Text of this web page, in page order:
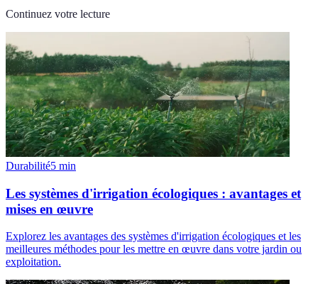
Continuez votre lecture
Durabilité5 min
Les systèmes d'irrigation écologiques : avantages et
mises en œuvre
Explorez les avantages des systèmes d'irrigation écologiques et les
meilleures méthodes pour les mettre en œuvre dans votre jardin ou
exploitation.